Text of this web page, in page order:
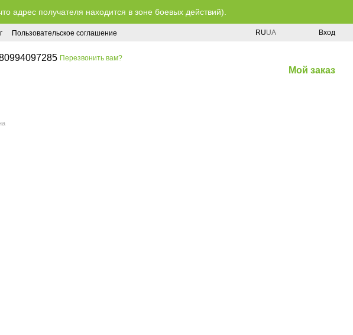
адрес получателя находится в зоне боевых действий).
Пользовательское соглашение
RUUA Вход
Перезвонить вам?
Мой заказ